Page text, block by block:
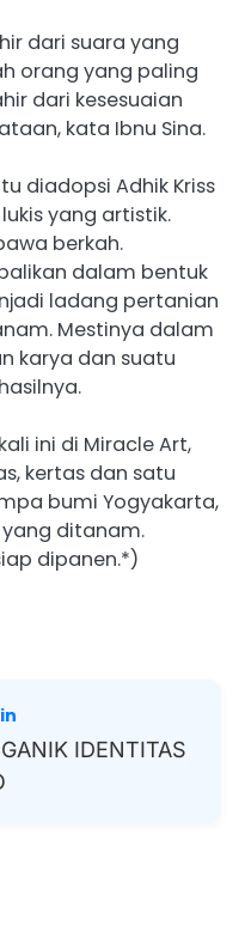
dari suara yang
orang yang paling
dari kesesuaian
kata Ibnu Sina.
diadopsi Adhik Kriss
yang artistik.
berkah.
dalam bentuk
ladang pertanian
Mestinya dalam
karya dan suatu
ini di Miracle Art,
kertas dan satu
bumi Yogyakarta,
ditanam.
dipanen.*)
IDENTITAS